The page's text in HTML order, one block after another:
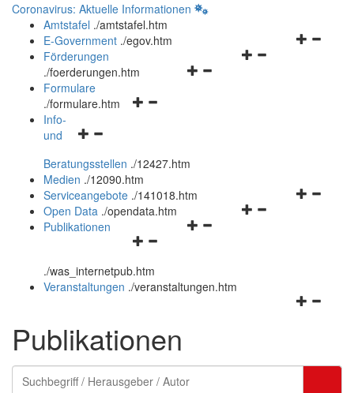
Coronavirus: Aktuelle Informationen
Amtstafel ./amtstafel.htm
Navigationsmenü
E-Government ./egov.htm
Navigationsmenü
Förderungen
./foerderungen.htm
Navigationsmenü
Formulare
./formulare.htm
Navigationsmenü
und
schließen
Info-
und
Beratungsstellen ./12427.htm
Medien ./12090.htm
Navigationsmenü
Serviceangebote ./141018.htm
Navigationsmenü
Open Data ./opendata.htm
Navigationsmenü
und
schließen
Publikationen
./was_internetpub.htm
Veranstaltungen ./veranstaltungen.htm
Publikationen